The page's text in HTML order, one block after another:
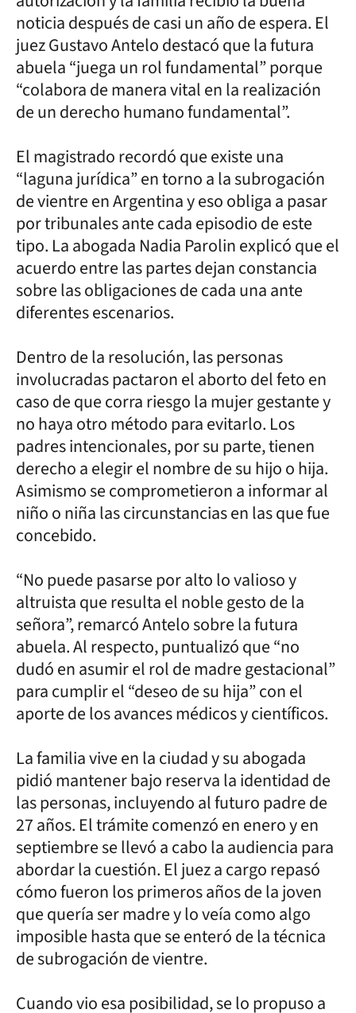
noticia después de casi un año de espera. El
juez Gustavo Antelo destacó que la futura
abuela “juega un rol fundamental” porque
“colabora de manera vital en la realización
de un derecho humano fundamental”.
El magistrado recordó que existe una
“laguna jurídica” en torno a la subrogación
de vientre en Argentina y eso obliga a pasar
por tribunales ante cada episodio de este
tipo. La abogada Nadia Parolin explicó que el
acuerdo entre las partes dejan constancia
sobre las obligaciones de cada una ante
diferentes escenarios.
Dentro de la resolución, las personas
involucradas pactaron el aborto del feto en
caso de que corra riesgo la mujer gestante y
no haya otro método para evitarlo. Los
padres intencionales, por su parte, tienen
derecho a elegir el nombre de su hijo o hija.
Asimismo se comprometieron a informar al
niño o niña las circunstancias en las que fue
concebido.
“No puede pasarse por alto lo valioso y
altruista que resulta el noble gesto de la
señora”, remarcó Antelo sobre la futura
abuela. Al respecto, puntualizó que “no
dudó en asumir el rol de madre gestacional”
para cumplir el “deseo de su hija” con el
aporte de los avances médicos y científicos.
La familia vive en la ciudad y su abogada
pidió mantener bajo reserva la identidad de
las personas, incluyendo al futuro padre de
27 años. El trámite comenzó en enero y en
septiembre se llevó a cabo la audiencia para
abordar la cuestión. El juez a cargo repasó
cómo fueron los primeros años de la joven
que quería ser madre y lo veía como algo
imposible hasta que se enteró de la técnica
de subrogación de vientre.
Cuando vio esa posibilidad, se lo propuso a